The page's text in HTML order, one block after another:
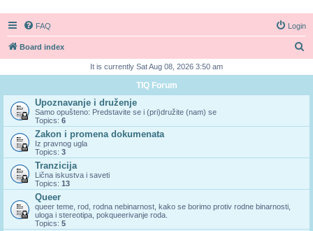
FAQ Login
Board index
r
It is currently Sat Aug 08, 2026 3:50 am
TIQ Forum
Upoznavanje i druženje
Samo opušteno: Predstavite se i (pri)družite (nam) se
Topics: 6
Zakon i promena dokumenata
Iz pravnog ugla
Topics: 3
Tranzicija
Lična iskustva i saveti
Topics: 13
Queer
queer teme, rod, rodna nebinarnost, kako se borimo protiv rodne binarnosti,
uloga i stereotipa, pokqueerivanje roda.
Topics: 5